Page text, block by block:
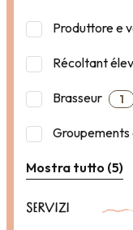
Produttore e
Récoltant
Brasseur 1
Mostra tutto (5)
SERVIZI